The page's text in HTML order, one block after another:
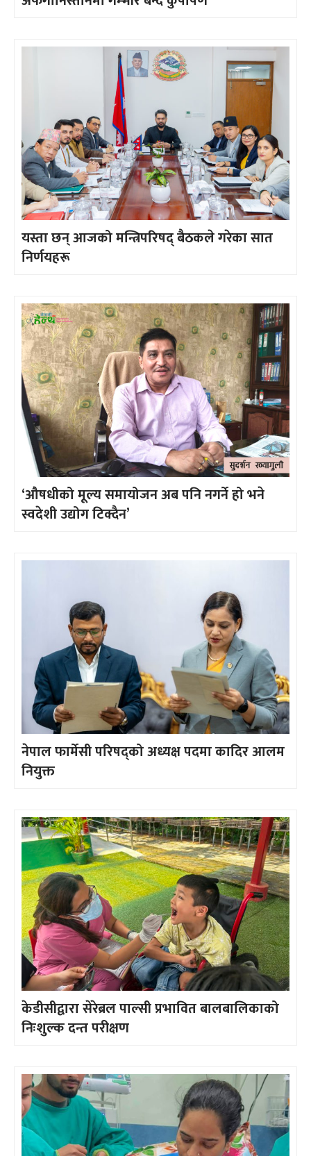
यस्ता छन् आजको मन्त्रिपरिषद् बैठकले गरेका सात
निर्णयहरू
‘औषधीको मूल्य समायोजन अब पनि नगर्ने हो भने
स्वदेशी उद्योग टिक्दैन’
नेपाल फार्मेसी परिषद्को अध्यक्ष पदमा कादिर आलम
नियुक्त
केडीसीद्वारा सेरेब्रल पाल्सी प्रभावित बालबालिकाको
निःशुल्क दन्त परीक्षण